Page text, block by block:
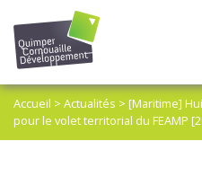
Accueil > Actualités > [Maritime]
pour le volet territorial du FEAMP